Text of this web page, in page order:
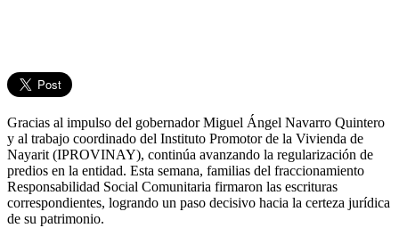
Gracias al impulso del gobernador Miguel Ángel Navarro Quintero
y al trabajo coordinado del Instituto Promotor de la Vivienda de
Nayarit (IPROVINAY), continúa avanzando la regularización de
predios en la entidad. Esta semana, familias del fraccionamiento
Responsabilidad Social Comunitaria firmaron las escrituras
correspondientes, logrando un paso decisivo hacia la certeza jurídica
de su patrimonio.